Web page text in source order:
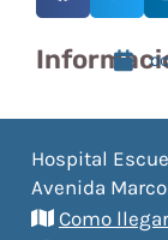
Hospital
Avenida
Como llegar